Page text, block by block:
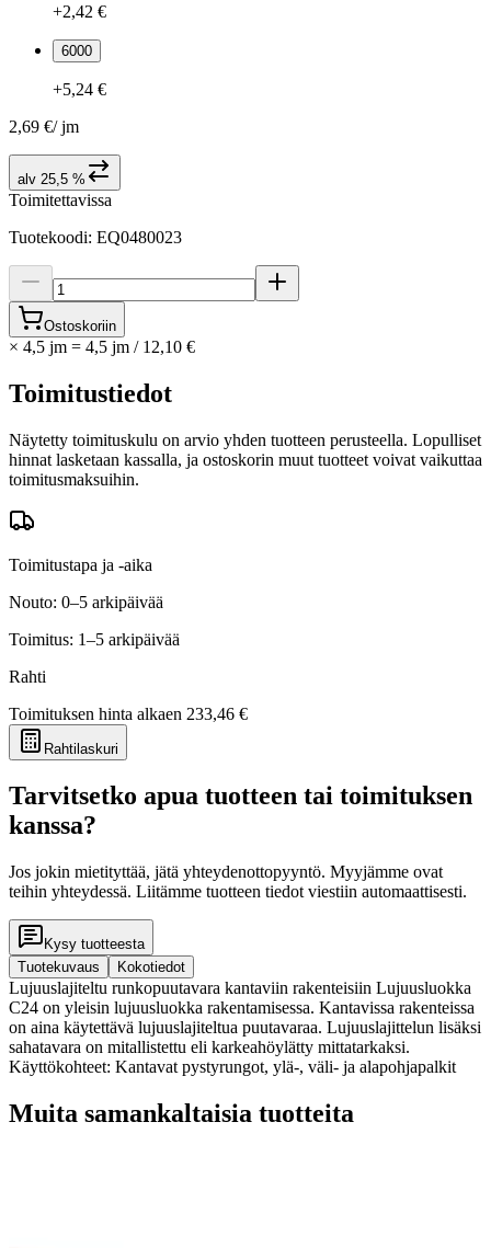
+2,42 €
6000
+5,24 €
2,69 €/ jm
alv 25,5 %
Toimitettavissa
Tuotekoodi: EQ0480023
Ostoskoriin
× 4,5 jm = 4,5 jm / 12,10 €
Toimitustiedot
Näytetty toimituskulu on arvio yhden tuotteen perusteella. Lopulliset
hinnat lasketaan kassalla, ja ostoskorin muut tuotteet voivat vaikuttaa
toimitusmaksuihin.
Toimitustapa ja -aika
Nouto: 0–5 arkipäivää
Toimitus: 1–5 arkipäivää
Rahti
Toimituksen hinta alkaen 233,46 €
Rahtilaskuri
Tarvitsetko apua tuotteen tai toimituksen
kanssa?
Jos jokin mietityttää, jätä yhteydenottopyyntö. Myyjämme ovat
teihin yhteydessä. Liitämme tuotteen tiedot viestiin automaattisesti.
Kysy tuotteesta
Tuotekuvaus
Kokotiedot
Lujuuslajiteltu runkopuutavara kantaviin rakenteisiin Lujuusluokka
C24 on yleisin lujuusluokka rakentamisessa. Kantavissa rakenteissa
on aina käytettävä lujuuslajiteltua puutavaraa. Lujuuslajittelun lisäksi
sahatavara on mitallistettu eli karkeahöylätty mittatarkaksi.
Käyttökohteet: Kantavat pystyrungot, ylä-, väli- ja alapohjapalkit
Muita samankaltaisia tuotteita